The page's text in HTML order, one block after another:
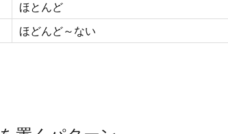
ほとんど
ほどんど～ない